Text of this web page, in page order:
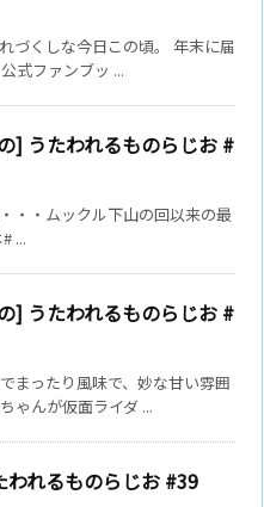
づくしな今日この頃。 年末に届
式ファンブッ ...
] うたわれるものらじお #
・・ムックル下山の回以来の最
...
] うたわれるものらじお #
まったり風味で、妙な甘い雰囲
ゃんが仮面ライダ ...
われるものらじお #39